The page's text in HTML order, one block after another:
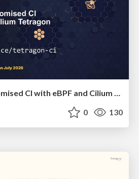
Detecting Compromised CI with eBPF and Cilium Tetragon
0 130